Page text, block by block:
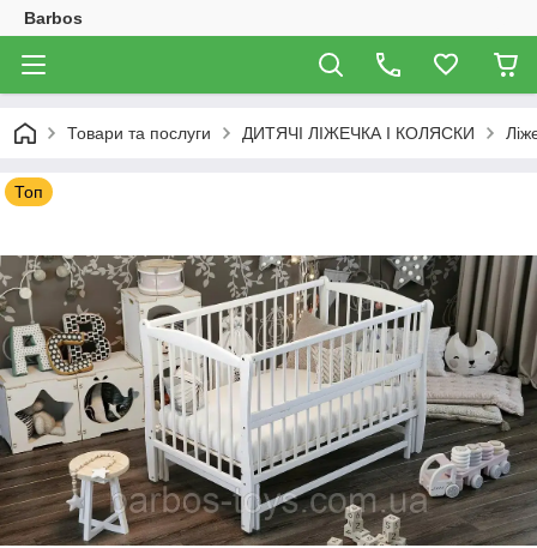
Barbos
Товари та послуги ДИТЯЧІ ЛІЖЕЧКА І КОЛЯСКИ
Топ